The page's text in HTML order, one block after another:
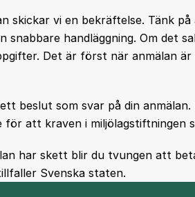
skickar vi en bekräftelse. Tänk
handläggning. Om det
Det är först när anmälan
beslut som svar på din
att kraven i miljölagstiftningen
har skett blir du tvungen att
Svenska staten.